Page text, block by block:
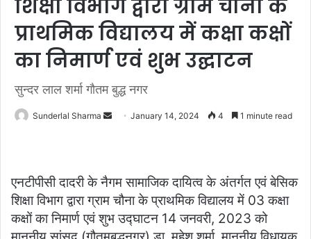
शिक्षा विभाग द्वारा ग्राम चौना के
प्राथमिक विद्यालय में कक्षा कक्षों
का निमार्ण एवं शुभ उद्घाटन
सुन्दर लाल शर्मा गौतम बुद्ध नगर
Sunderlal Sharma
SendJanuary 14, 2024 4 1 minute read
एनटीपीसी दादरी के नैगम सामाजिक दायित्व के अंतर्गत एवं बेसिक
शिक्षा विभाग द्वारा ग्राम चौना के प्राथमिक विद्यालय में 03 कक्षा
कक्षों का निमार्ण एवं शुभ उद्घाटन 14 जनवरी, 2023 को